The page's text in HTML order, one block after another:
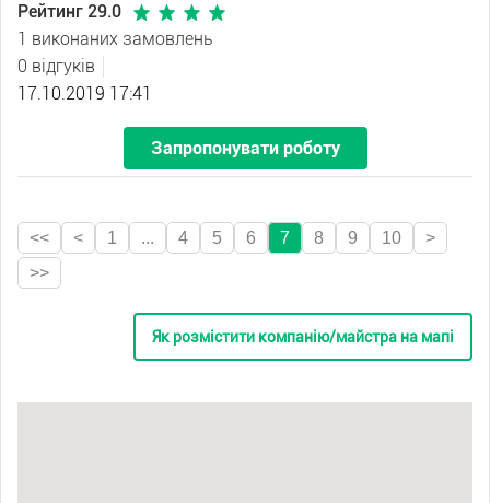
Рейтинг 29.0
1 виконаних замовлень
0 відгуків
17.10.2019 17:41
Запропонувати роботу
<< < 1 ... 4 5 6 7 8 9 10
>
>>
Як розмістити компанію/майстра на мапі